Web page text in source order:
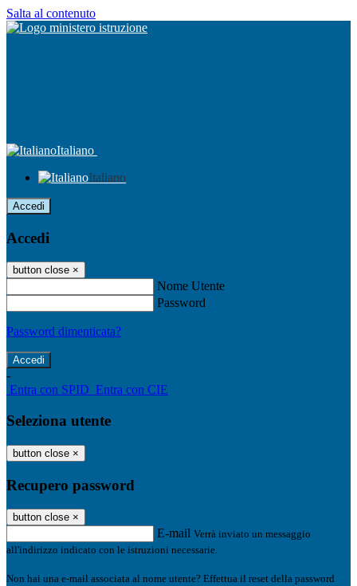
Salta al contenuto
Italiano
Italiano
Accedi
Accedi
button close ×
Nome Utente
Password
Password dimenticata?
-
Entra con SPID Entra con CIE
Seleziona utente
button close ×
Recupero password
button close ×
E-mail Verrà inviato un messaggio
all'indirizzo indicato con le istruzioni necessarie.
Non hai una e-mail associata al nome utente? Effettua il reset della password